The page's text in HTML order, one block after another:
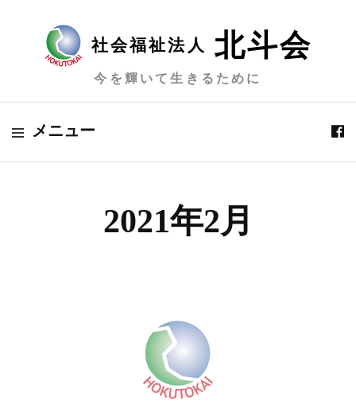
社会福祉法人 北斗会
今を輝いて生きるために
メニュー
2021年2月